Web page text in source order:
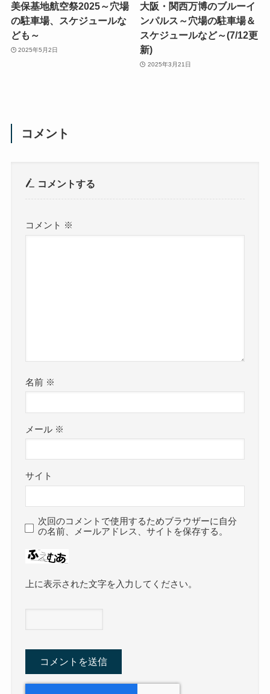
美保基地航空祭2025～穴場
の駐車場、スケジュールな
ども～
2025年5月2日
大阪・関西万博のブルーイ
ンパルス～穴場の駐車場＆
スケジュールなど～(7/12更
新)
2025年3月21日
コメント
コメントする
コメント ※
名前 ※
メール ※
サイト
次回のコメントで使用するためブラウザーに自分
の名前、メールアドレス、サイトを保存する。
上に表示された文字を入力してください。